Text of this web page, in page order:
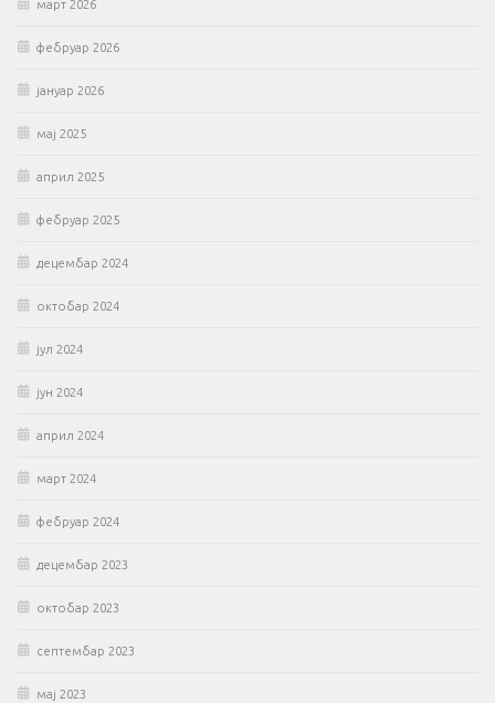
март 2026
фебруар 2026
јануар 2026
мај 2025
април 2025
фебруар 2025
децембар 2024
октобар 2024
јул 2024
јун 2024
април 2024
март 2024
фебруар 2024
децембар 2023
октобар 2023
септембар 2023
мај 2023